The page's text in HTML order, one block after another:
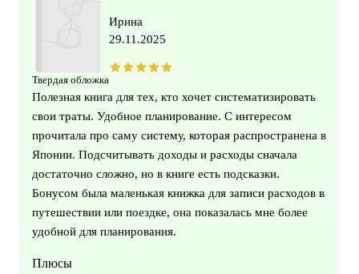
Твердая обложка
Ирина
29.11.2025
Полезная книга для тех, кто хочет систематизировать
свои траты. Удобное планирование. С интересом
прочитала про саму систему, которая распространена в
Японии. Подсчитывать доходы и расходы сначала
достаточно сложно, но в книге есть подсказки.
Бонусом была маленькая книжка для записи расходов в
путешествии или поездке, она показалась мне более
удобной для планирования.
Плюсы